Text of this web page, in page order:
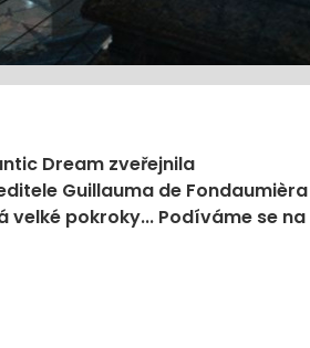
Dream zveřejnila
Guillauma de Fondaumièra
velké pokroky... Podíváme se na